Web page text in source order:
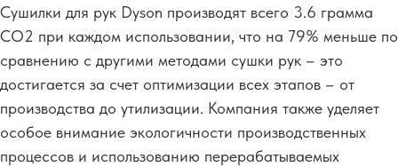
Сушилки для рук Dyson производят всего 3.6 грамма
CO2 при каждом использовании, что на 79% меньше по
сравнению с другими методами сушки рук – это
достигается за счет оптимизации всех этапов – от
производства до утилизации. Компания также уделяет
особое внимание экологичности производственных
процессов и использованию перерабатываемых